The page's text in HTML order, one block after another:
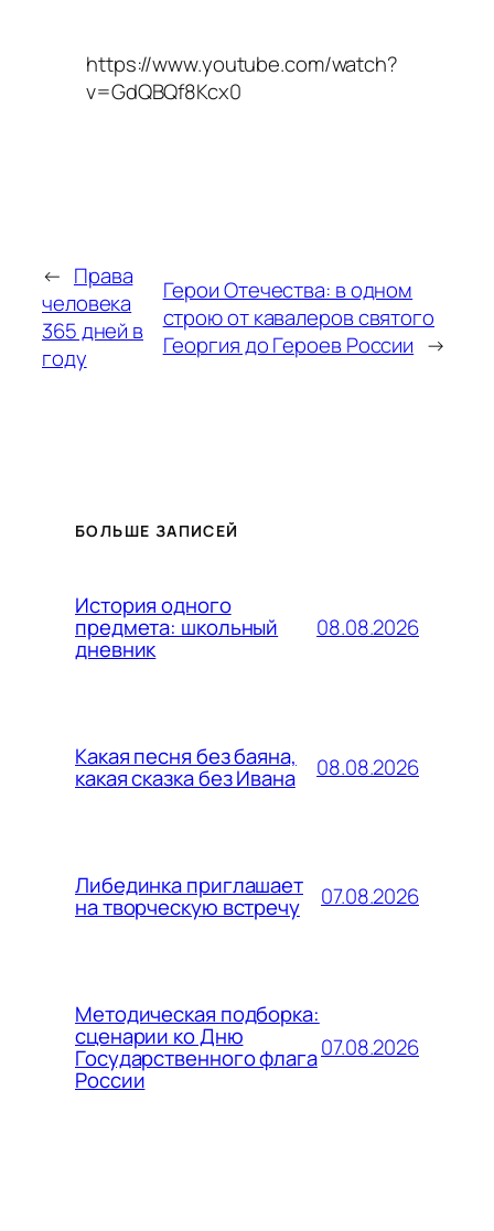
https://www.youtube.com/watch?
v=GdQBQf8Kcx0
← Права
человека
365 дней в
году
Герои Отечества: в одном
строю от кавалеров святого
Георгия до Героев России →
БОЛЬШЕ ЗАПИСЕЙ
История одного
предмета: школьный
дневник
08.08.2026
Какая песня без баяна,
какая сказка без Ивана 08.08.2026
Либединка приглашает
на творческую встречу 07.08.2026
Методическая подборка:
сценарии ко Дню
Государственного флага
России
07.08.2026